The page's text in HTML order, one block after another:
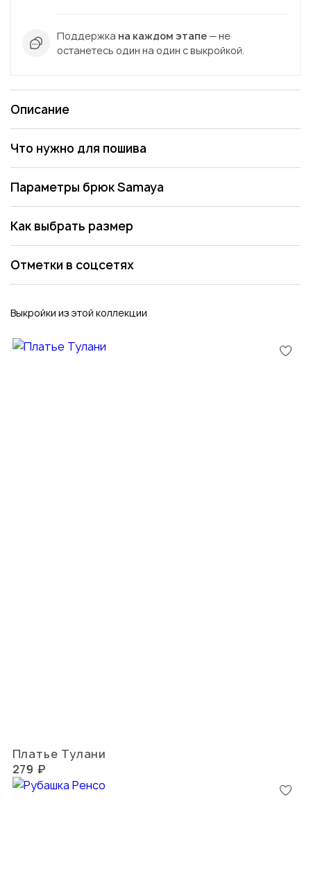
Поддержка на каждом этапе — не
останетесь один на один с выкройкой.
Описание
Что нужно для пошива
Параметры брюк Samaya
Как выбрать размер
Отметки в соцсетях
Выкройки из этой коллекции
Платье Тулани
279 ₽